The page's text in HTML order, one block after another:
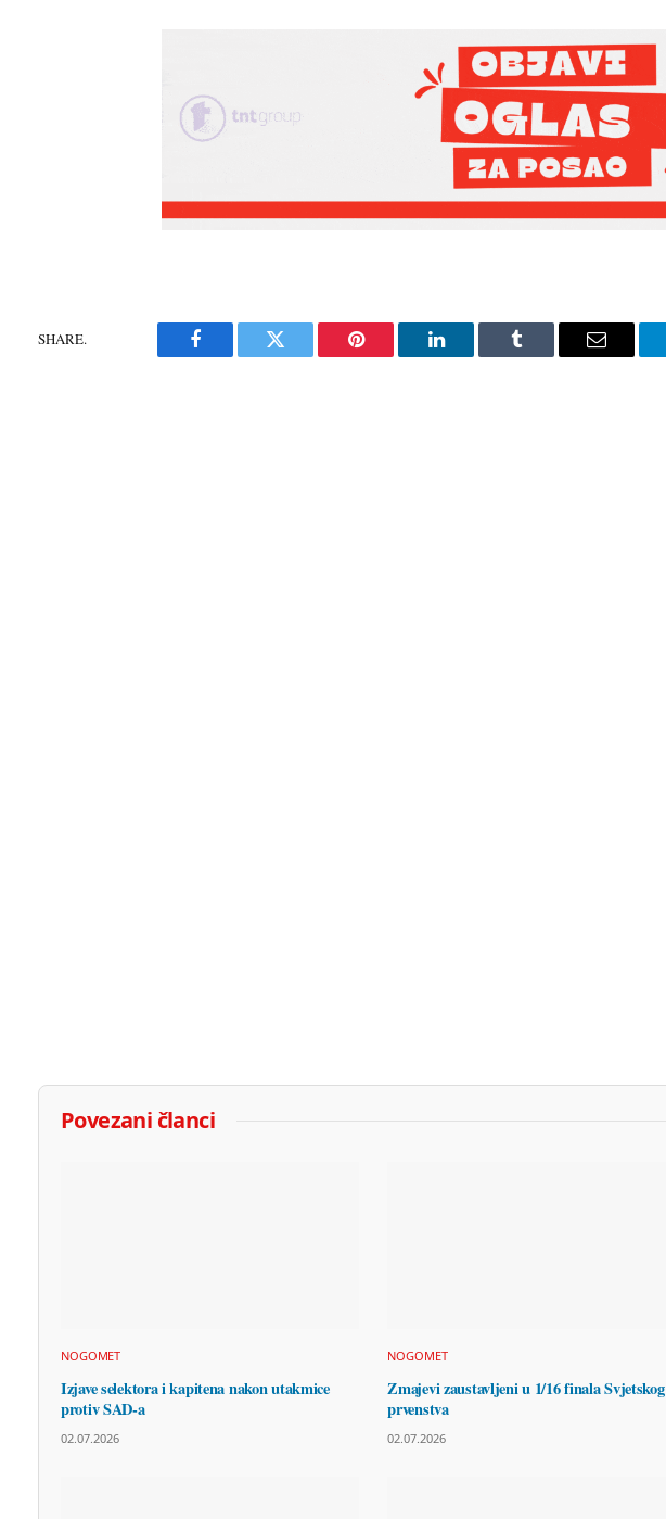
SHARE.
Facebook Twitter Pinterest LinkedIn Tumblr Email
Povezani članci
NOGOMET
Izjave selektora i kapitena nakon utakmice
protiv SAD-a
02.07.2026
NOGOMET
Zmajevi zaustavljeni u 1/16 finala Svjetskog
prvenstva
02.07.2026